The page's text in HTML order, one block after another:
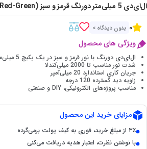
ال‌ای‌دی 5 میلی‌متر دورنگ قرمز و سبز (Red-Green)
0 بدون دیدگاه >
ویژگی های محصول
ال‌ای‌دی دورنگ با نور قرمز و سبز در یک پکیج 5 میلی‌متری
شدت نور مناسب تا 2000 میلی‌کندلا
جریان کاری استاندارد 20 میلی‌آمپر
زاویه دید گسترده 120 درجه
مناسب پروژه‌های الکترونیکی، DIY و صنعتی
مزایای خرید این محصول
۳٪ از مبلغ خرید، فوری به کیف پولت برمی‌گرده
با نوشتن نظرت، اعتبار هدیه دریافت می‌کنی